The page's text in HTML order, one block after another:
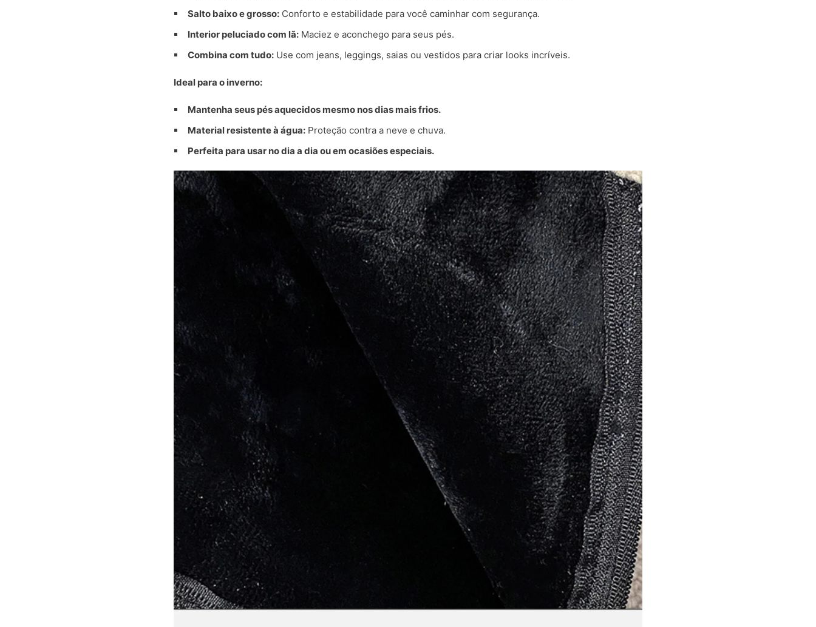
Salto baixo e grosso: Conforto e estabilidade para você caminhar com segurança.
Interior peluciado com lã: Maciez e aconchego para seus pés.
Combina com tudo: Use com jeans, leggings, saias ou vestidos para criar looks incríveis.
Ideal para o inverno:
Mantenha seus pés aquecidos mesmo nos dias mais frios.
Material resistente à água: Proteção contra a neve e chuva.
Perfeita para usar no dia a dia ou em ocasiões especiais.